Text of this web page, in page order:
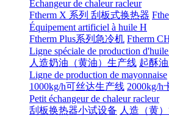
Échangeur de chaleur racleur
Ftherm X 系列 刮板式换热器
Équipement artificiel à huile H
Ftherm Plus系列急冷机 Ftherm
Ligne spéciale de production d'huile
人造奶油（黄油）生产线 起酥
Ligne de production de mayonnaise
1000kg/h可丝达生产线 2000kg/h
Petit échangeur de chaleur racleur
刮板换热器小试设备 人造（黄